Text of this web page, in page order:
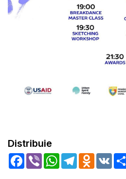
Distribuie
Facebook
Viber WhatsApp
Telegram VK